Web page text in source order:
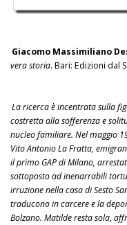
Giacomo Massimiliano
vera storia. Bari: Edizioni dal
La ricerca è incentrata sulla
costretta alla sofferenza e
nucleo familiare. Nel maggio
Vito Antonio La Fratta,
il primo GAP di Milano,
sottoposto ad inenarrabili
irruzione nella casa di Sesto
traducono in carcere e la
Bolzano. Matilde resta sola,